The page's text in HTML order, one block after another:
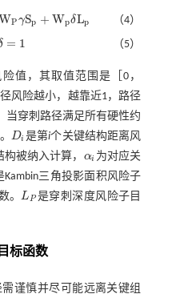
PγSp + WpδLp
p δLp （4）
= 1 （5）
值，其取值范围是［0，
风险越小，越靠近1，路径
当穿刺路径满足所有硬性约
Di
Di 是第i个关键结构距离风
被纳入计算， αi
αi 为对应关
Kambin三角投影面积风险子
。LP
LP 是穿刺深度风险子目
标函数
谨慎并尽可能远离关键组